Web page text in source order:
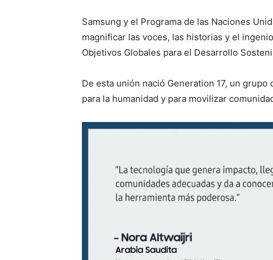
Samsung y el Programa de las Naciones
magnificar las voces, las historias y el
Objetivos Globales para el Desarrollo
De esta unión nació Generation 17, un
para la humanidad y para movilizar